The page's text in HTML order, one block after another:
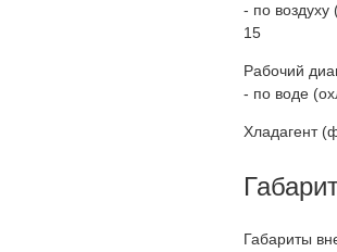
- по воздуху
15
Рабочий
- по воде
Хладагент
Габариты